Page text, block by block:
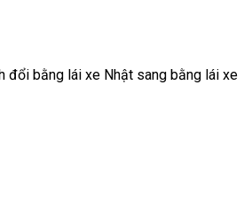
đổi bằng lái xe Nhật sang bằng lái xe